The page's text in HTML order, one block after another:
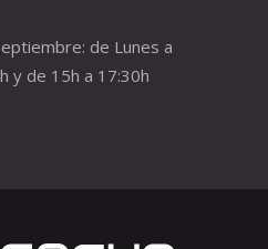
de Lunes a
y de 15h a 17:30h